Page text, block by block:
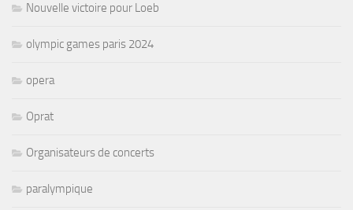
Nouvelle victoire pour Loeb
olympic games paris 2024
opera
Oprat
Organisateurs de concerts
paralympique